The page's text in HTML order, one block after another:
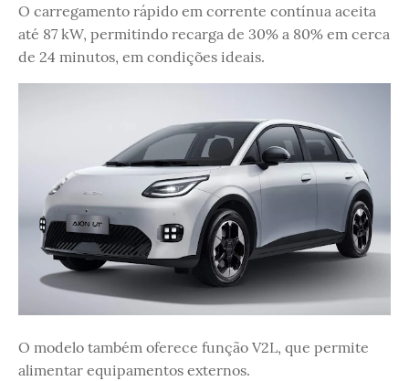
O carregamento rápido em corrente contínua aceita
até 87 kW, permitindo recarga de 30% a 80% em cerca
de 24 minutos, em condições ideais.
O modelo também oferece função V2L, que permite
alimentar equipamentos externos.